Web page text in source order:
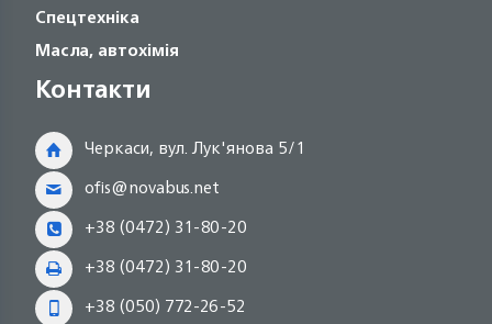
Спецтехніка
Масла, автохімія
Контакти
Черкаси, вул. Лук'янова 5/1
ofis@novabus.net
+38 (0472) 31-80-20
+38 (0472) 31-80-20
+38 (050) 772-26-52